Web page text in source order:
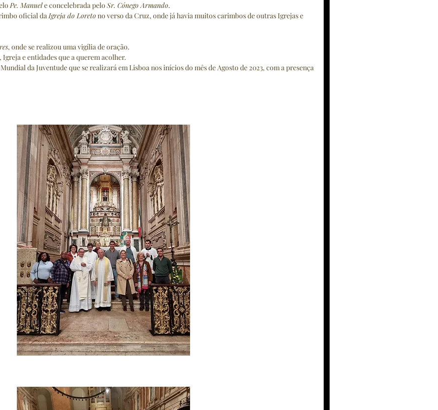
Pe. Manuel e concelebrada pelo Sr. Cónego Armando.
oficial da Igreja do Loreto no verso da Cruz, onde já havia muitos carimbos de outras Igrejas e
, onde se realizou uma vigília de oração.
e entidades que a querem acolher.
da Juventude que se realizará em Lisboa nos inícios do mês de Agosto de 2023, com a presença